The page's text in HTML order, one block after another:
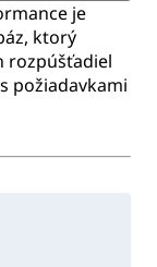
je
ktorý
rozpúšťadiel
požiadavkami